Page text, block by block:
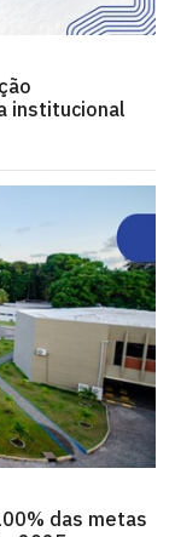
institucional
das metas